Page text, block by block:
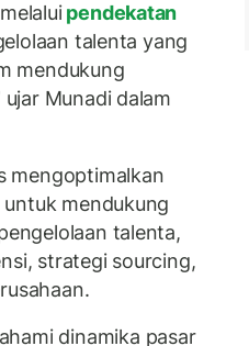
pendekatan
talenta yang
mendukung
Munadi dalam
mengoptimalkan
mendukung
talenta,
strategi sourcing,
dinamika pasar